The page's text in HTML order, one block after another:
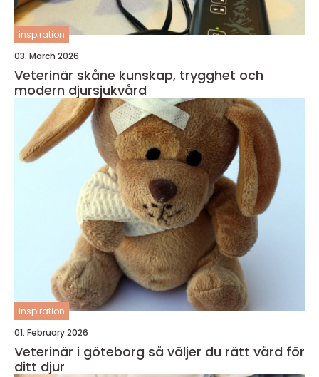
inspiration
03. March 2026
Veterinär skåne kunskap, trygghet och
modern djursjukvård
inspiration
01. February 2026
Veterinär i göteborg så väljer du rätt vård för
ditt djur